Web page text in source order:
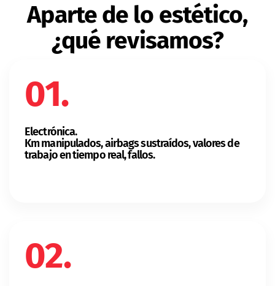
Aparte de lo estético,
¿qué revisamos?
01.
Electrónica.
Km manipulados, airbags sustraídos, valores de
trabajo en tiempo real, fallos.
02.